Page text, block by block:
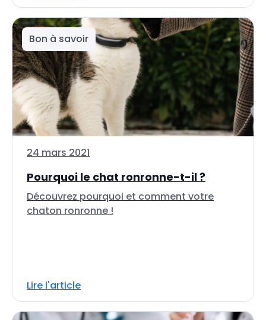
Bon à savoir
24 mars 2021
Pourquoi le chat ronronne-t-il ?
Découvrez pourquoi et comment votre
chaton ronronne !
Lire l'article